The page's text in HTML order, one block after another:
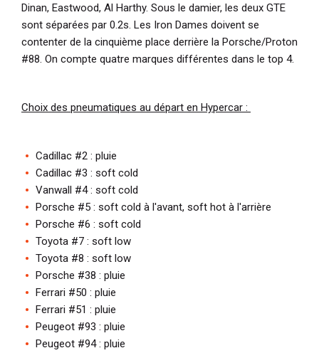
Dinan, Eastwood, Al Harthy. Sous le damier, les deux GTE
sont séparées par 0.2s. Les Iron Dames doivent se
contenter de la cinquième place derrière la Porsche/Proton
#88. On compte quatre marques différentes dans le top 4.
Choix des pneumatiques au départ en Hypercar :
Cadillac #2 : pluie
Cadillac #3 : soft cold
Vanwall #4 : soft cold
Porsche #5 : soft cold à l'avant, soft hot à l'arrière
Porsche #6 : soft cold
Toyota #7 : soft low
Toyota #8 : soft low
Porsche #38 : pluie
Ferrari #50 : pluie
Ferrari #51 : pluie
Peugeot #93 : pluie
Peugeot #94 : pluie